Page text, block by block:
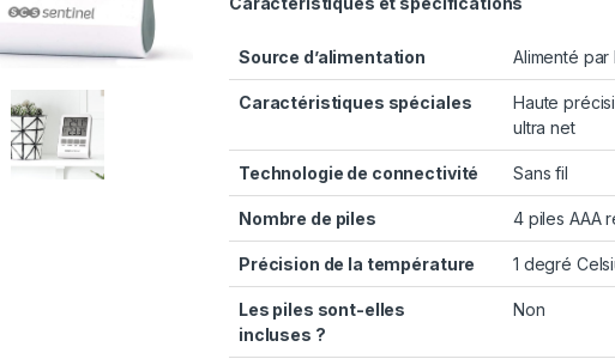
Source d’alimentation Alimenté par
Caractéristiques spéciales
Haute
ultra net
Technologie de connectivité Sans fil
Nombre de piles 4 piles AAA
Précision de la température 1 degré
Les piles sont-elles
incluses ?
Non